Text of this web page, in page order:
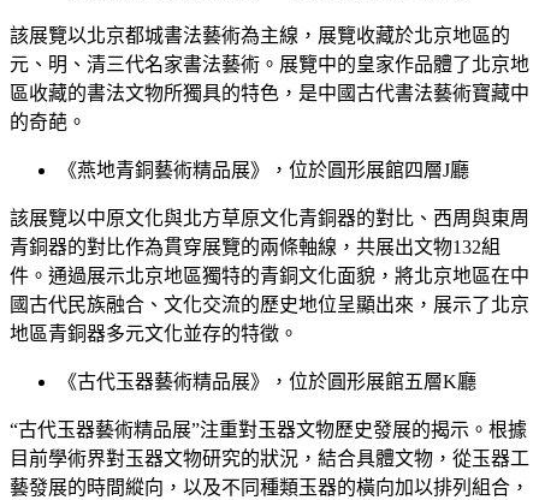
該展覽以北京都城書法藝術為主線，展覽收藏於北京地區的
元、明、清三代名家書法藝術。展覽中的皇家作品體了北京地
區收藏的書法文物所獨具的特色，是中國古代書法藝術寶藏中
的奇葩。
《燕地青銅藝術精品展》，位於圓形展館四層J廳
該展覽以中原文化與北方草原文化青銅器的對比、西周與東周
青銅器的對比作為貫穿展覽的兩條軸線，共展出文物132組
件。通過展示北京地區獨特的青銅文化面貌，將北京地區在中
國古代民族融合、文化交流的歷史地位呈顯出來，展示了北京
地區青銅器多元文化並存的特徵。
《古代玉器藝術精品展》，位於圓形展館五層K廳
“古代玉器藝術精品展”注重對玉器文物歷史發展的揭示。根據
目前學術界對玉器文物研究的狀況，結合具體文物，從玉器工
藝發展的時間縱向，以及不同種類玉器的橫向加以排列組合，